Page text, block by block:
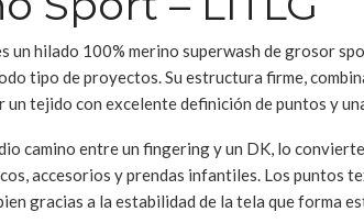
un hilado 100% merino superwash de grosor
tipo de proyectos. Su estructura firme,
un tejido con excelente definición de puntos y
camino entre un fingering y un DK, lo
accesorios y prendas infantiles. Los puntos
gracias a la estabilidad de la tela que forma